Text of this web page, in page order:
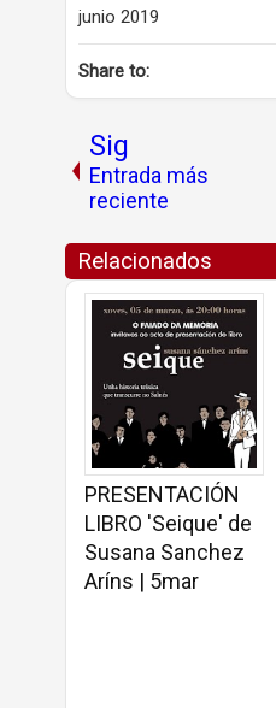
junio 2019
Share to:
Sig
Entrada más
reciente
Relacionados
PRESENTACIÓN
LIBRO 'Seique' de
Susana Sanchez
Aríns | 5mar